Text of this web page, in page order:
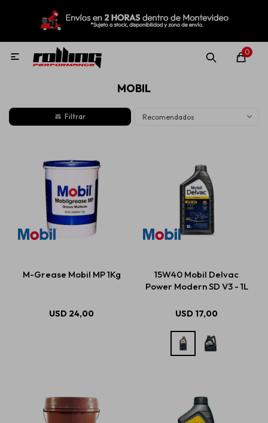
0

MOBIL
Recomendados
M-Grease Mobil MP 1Kg
USD 24,00
15W40 Mobil Delvac
Power Modern SD V3 - 1L
USD 17,00
MI CUENTA
Nuevo! Rolling Repuestos
Lubricantes
Aditivos
Estética automotriz